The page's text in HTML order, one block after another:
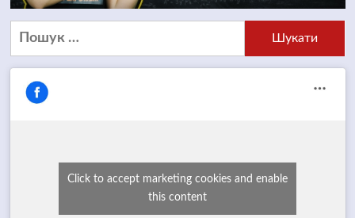
Пошук:
Click to accept marketing cookies and enable
this content